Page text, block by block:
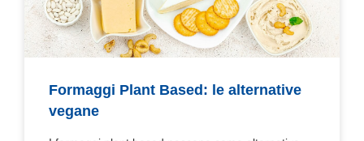
Formaggi Plant Based: le alternative
vegane